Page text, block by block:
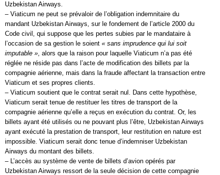
Uzbekistan Airways.
– Viaticum ne peut se prévaloir de l’obligation indemnitaire du
mandant Uzbekistan Airways, sur le fondement de l’article 2000 du
Code civil, qui suppose que les pertes subies par le mandataire à
l’occasion de sa gestion le soient « sans imprudence qui lui soit
imputable », alors que la raison pour laquelle Viaticum n’a pas été
réglée ne réside pas dans l’acte de modification des billets par la
compagnie aérienne, mais dans la fraude affectant la transaction entre
Viaticum et ses propres clients.
– Viaticum soutient que le contrat serait nul. Dans cette hypothèse,
Viaticum serait tenue de restituer les titres de transport de la
compagnie aérienne qu’elle a reçus en exécution du contrat. Or, les
billets ayant été utilisés ou ne pouvant plus l’être, Uzbekistan Airways
ayant exécuté la prestation de transport, leur restitution en nature est
impossible. Viaticum serait donc tenue d’indemniser Uzbekistan
Airways du montant des billets.
– L’accès au système de vente de billets d’avion opérés par
Uzbekistan Airways ressort de la seule décision de cette compagnie